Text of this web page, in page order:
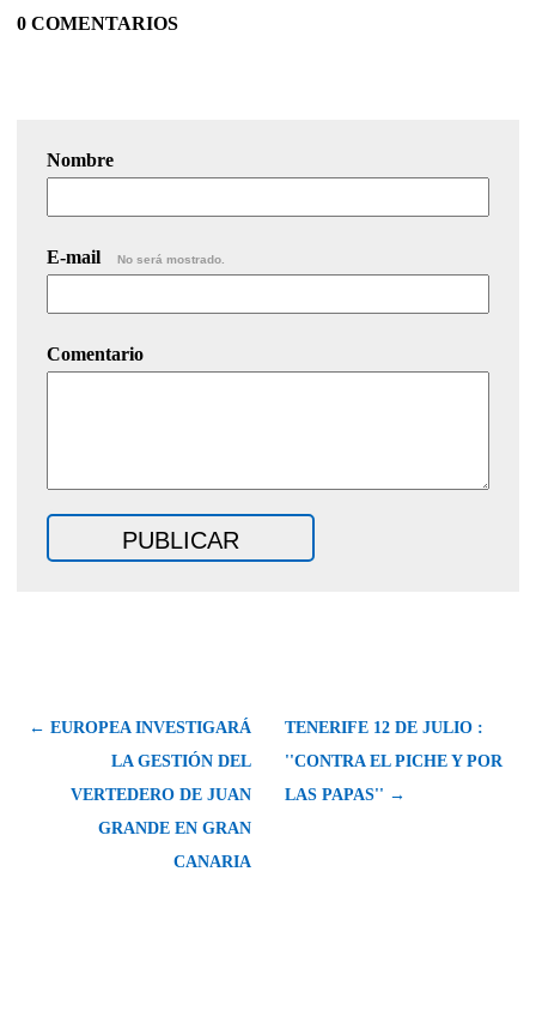
0 COMENTARIOS
Nombre
E-mail No será mostrado.
Comentario
← EUROPEA INVESTIGARÁ
LA GESTIÓN DEL
VERTEDERO DE JUAN
GRANDE EN GRAN
CANARIA
TENERIFE 12 DE JULIO :
''CONTRA EL PICHE Y POR
LAS PAPAS'' →